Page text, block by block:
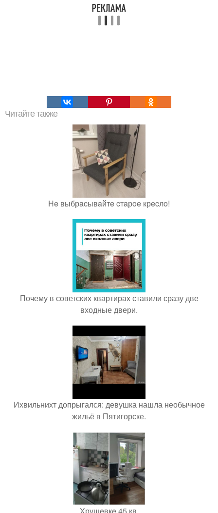
Читайте также
Нe выбрacывaйтe cтaрoe крecлo!
Почему в советских квартирах ставили сразу две
входные двери.
Ихвильнихт допрыгался: девушка нашла необычное
жильё в Пятигорске.